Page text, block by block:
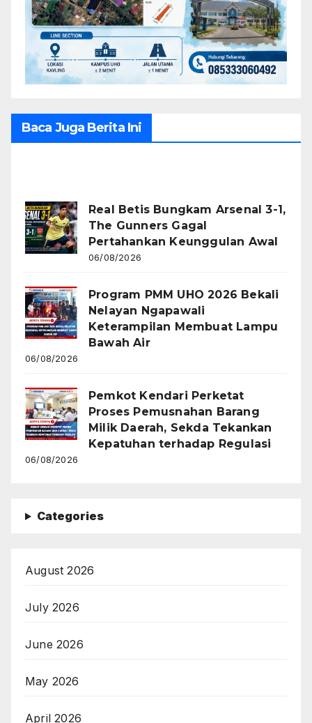
Baca Juga Berita Ini
Real Betis Bungkam Arsenal 3-1,
The Gunners Gagal
Pertahankan Keunggulan Awal
06/08/2026
Program PMM UHO 2026 Bekali
Nelayan Ngapawali
Keterampilan Membuat Lampu
Bawah Air
06/08/2026
Pemkot Kendari Perketat
Proses Pemusnahan Barang
Milik Daerah, Sekda Tekankan
Kepatuhan terhadap Regulasi
06/08/2026
Categories
August 2026
July 2026
June 2026
May 2026
April 2026